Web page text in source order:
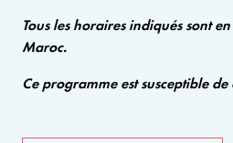
Tous les horaires indiqués sont
Maroc.
Ce programme est susceptible